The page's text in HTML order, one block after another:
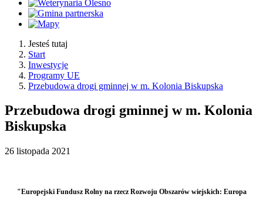
Jesteś tutaj
Start
Inwestycje
Programy UE
Przebudowa drogi gminnej w m. Kolonia Biskupska
Przebudowa drogi gminnej w m. Kolonia
Biskupska
26 listopada 2021
"Europejski Fundusz Rolny na rzecz Rozwoju Obszarów wiejskich: Europa